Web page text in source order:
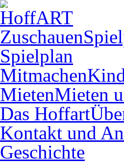
Zuschauen
Spielplan
Mitmachen
MietenMieten
Das Hoffart
Kontakt und
Geschichte